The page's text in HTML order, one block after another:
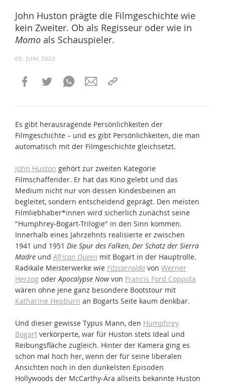
John Huston prägte die Filmgeschichte wie
kein Zweiter. Ob als Regisseur oder wie in
Momo als Schauspieler.
05. JUNI 2023
Es gibt herausragende Persönlichkeiten der
Filmgeschichte – und es gibt Persönlichkeiten, die man
automatisch mit der Filmgeschichte gleichsetzt.
John Huston gehört zur zweiten Kategorie
Filmschaffender. Er hat das Kino gelebt und das
Medium nicht nur von dessen Kindesbeinen an
begleitet, sondern entscheidend geprägt. Den meisten
Filmliebhaber*innen wird sicherlich zunächst seine
"Humphrey-Bogart-Trilogie" in den Sinn kommen.
Innerhalb eines Jahrzehnts realisierte er zwischen
1941 und 1951 Die Spur des Falken, Der Schatz der Sierra
Madre undAfrican Queen mit Bogart in der Hauptrolle.
Radikale Meisterwerke wie Fitzcarraldo von Werner
Herzog oderApocalypse Nowvon Francis Ford Coppola
wären ohne jene ganz besondere Bootstour mit
Katharine Hepburn an Bogarts Seite kaum denkbar.
Und dieser gewisse Typus Mann, den Humphrey
Bogart verkörperte, war für Huston stets Ideal und
Reibungsfläche zugleich. Hinter der Kamera ging es
schon mal hoch her, wenn der für seine liberalen
Ansichten noch in den dunkelsten Episoden
Hollywoods der McCarthy-Ära allseits bekannte Huston